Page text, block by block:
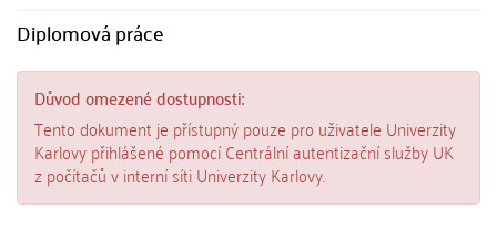
Diplomová práce
Důvod omezené dostupnosti:
Tento dokument je přístupný pouze pro uživatele Univerzity
Karlovy přihlášené pomocí Centrální autentizační služby UK
z počítačů v interní síti Univerzity Karlovy.